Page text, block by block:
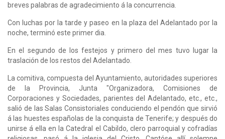
breves palabras de agradecimiento á la concurrencia.
Con luchas por la tarde y paseo en la plaza del Adelantado por la
noche, terminó este primer dia.
En el segundo de los festejos y primero del mes tuvo lugar la
traslación de los restos del Adelantado.
La comitiva, compuesta del Ayuntamiento, autoridades superiores
de la Provincia, Junta "Organizadora, Comisiones de
Corporaciones y Sociedades, parientes del Adelantado, etc., etc.,
salió de las Salas Consistoriales conduciendo el pendón que sirvió
á las huestes españolas de la conquista de Tenerife; y después do
unirse á ella en la Catedral el Cabildo, clero parroquial y cofradías